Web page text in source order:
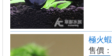
極火蝦
售價：